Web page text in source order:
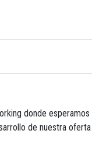
donde
de nuestra oferta